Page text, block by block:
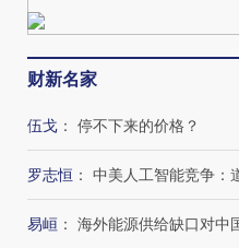
财新名家
伍戈 ： 停不下来的价格？
罗志恒 ： 中美人工智能竞争：
易峘 ： 海外能源供给缺口对中